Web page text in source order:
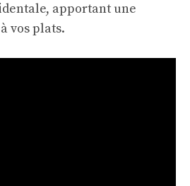
apportant une
vos plats.